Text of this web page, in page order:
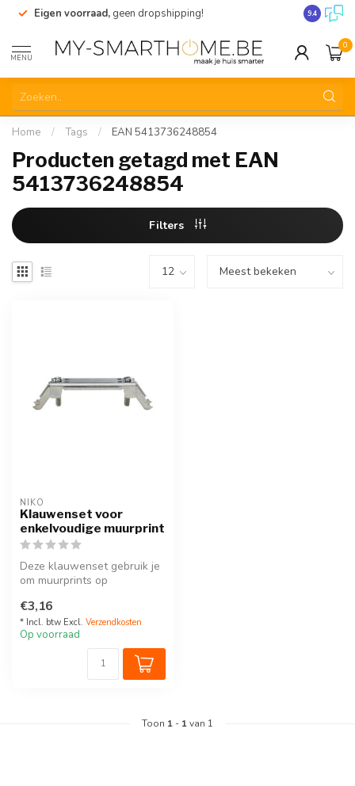
Eigen voorraad, geen dropshipping! 9.4
MENU
0
Home / Tags / EAN 5413736248854
Producten getagd met EAN
5413736248854
Filters
NIKO
Klauwenset voor
enkelvoudige muurprint
Deze klauwenset gebruik je
om muurprints op
zonder schroefb...
€3,16
* Incl. btw Excl. Verzendkosten
Op voorraad
Toon 1 - 1van 1